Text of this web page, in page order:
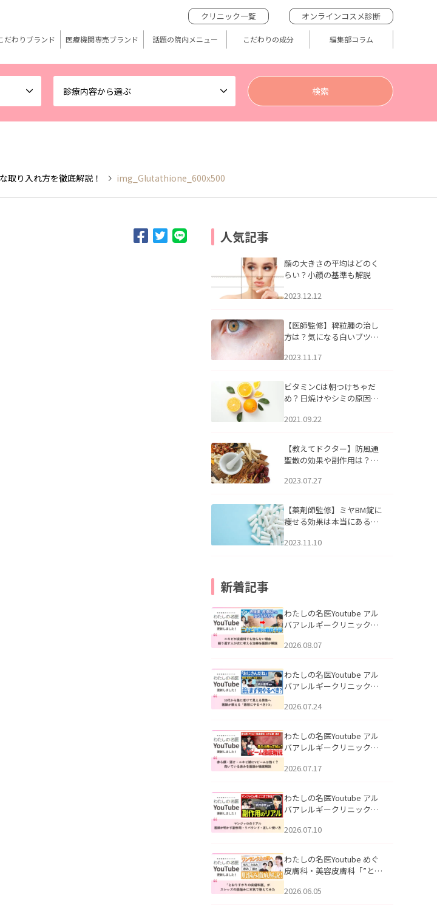
診療内容から選ぶ
クリニック一覧 オンラインコスメ診断
だわりブランド 医療機関専売ブランド 話題の院内メニュー こだわりの成分 編集部コラム
り入れ方を徹底解説！ img_Glutathione_600x500
人気記事
顔の大きさの平均はどのく
らい？小顔の基準も解説
2023.12.12
【医師監修】稗粒腫の治し
方は？気になる白いブツブ
アについて
2023.11.17
ビタミンCは朝つけちゃだ
め？日焼けやシミの原因に
2021.09.22
【教えてドクター】防風通
聖散の効果や副作用は？長
2023.07.27
【薬剤師監修】ミヤBM錠に
痩せる効果は本当にある
2023.11.10
新着記事
わたしの名医Youtube アル
バアレルギークリニック札
らない理由｜繰り返す人が
説」を公開いたしました。
2026.08.07
わたしの名医Youtube アル
バアレルギークリニック札
える男性へ｜医師が教える
公開いたしました。
2026.07.24
わたしの名医Youtube アル
バアレルギークリニック札
跡にVビームは効く？向いて
説」を公開いたしました。
2026.07.17
わたしの名医Youtube アル
バアレルギークリニック札
医師が明かす副作用・リバ
公開いたしました。
2026.07.10
わたしの名医Youtube めぐ
皮膚科・美容皮膚科「”とお
ッズの肌悩みに本気で答え
2026.06.05